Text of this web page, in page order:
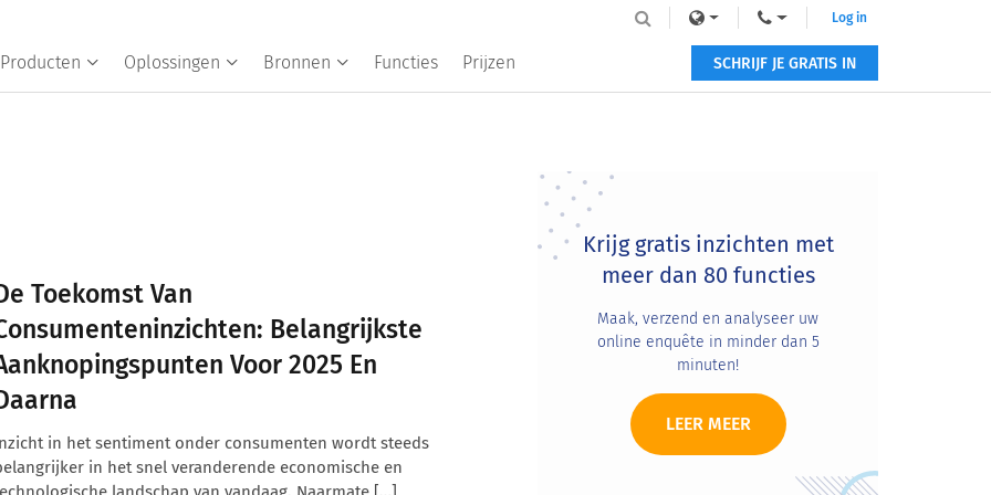
Producten Oplossingen Bronnen Functies Prijzen
Log in
SCHRIJF JE GRATIS IN
Toekomst Van
Belangrijkste
Voor 2025 En
in het sentiment onder consumenten wordt steeds
in het snel veranderende economische en
Primary
Sidebar
Krijg gratis inzichten met
meer dan 80 functies
Maak, verzend en analyseer uw
online enquête in minder dan 5
minuten!
LEER MEER